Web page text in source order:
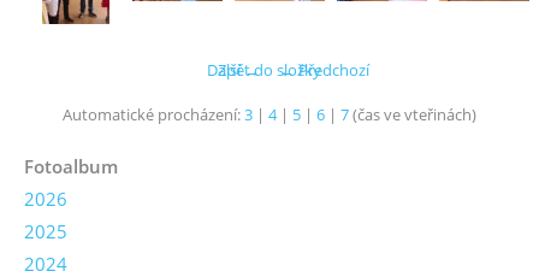
← Předchozí
Další →
Zpět do složky
Automatické procházení:3 | 4| 5 | 6 | 7(čas ve vteřinách)
Fotoalbum
2026
2025
2024